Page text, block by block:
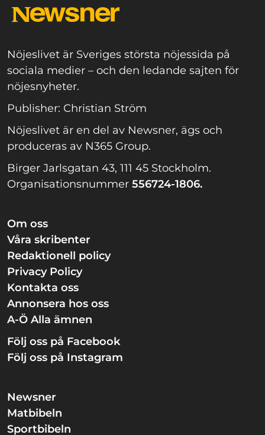
Nöjeslivet är Sveriges största nöjessida på
sociala medier – och den ledande sajten för
nöjesnyheter.
Publisher: Christian Ström
Nöjeslivet är en del av Newsner, ägs och
produceras av N365 Group.
Birger Jarlsgatan 43, 111 45 Stockholm.
Organisationsnummer 556724-1806.
Om oss
Våra skribenter
Redaktionell policy
Privacy Policy
Kontakta oss
Annonsera hos oss
A-Ö Alla ämnen
Följ oss på Facebook
Följ oss på Instagram
Newsner
Matbibeln
Sportbibeln